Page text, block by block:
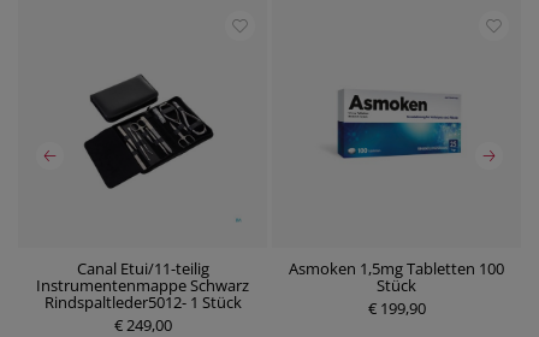
Canal Etui/11-teilig
Instrumentenmappe Schwarz
Rindspaltleder5012- 1 Stück
€ 249,00
Asmoken 1,5mg Tabletten 100
Stück
€ 199,90
P
r